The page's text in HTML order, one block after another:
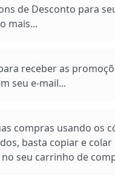
de Desconto para
mais...
receber as
seu e-mail...
compras usando os
basta copiar e colar
seu carrinho de